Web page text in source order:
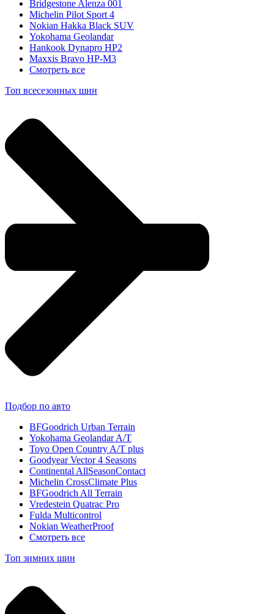
Bridgestone Alenza 001
Michelin Pilot Sport 4
Nokian Hakka Black SUV
Yokohama Geolandar
Hankook Dynapro HP2
Maxxis Bravo HP-M3
Смотреть все
Топ всесезонных шин
Подбор по авто
BFGoodrich Urban Terrain
Yokohama Geolandar A/T
Toyo Open Country A/T plus
Goodyear Vector 4 Seasons
Continental AllSeasonContact
Michelin CrossClimate Plus
BFGoodrich All Terrain
Vredestein Quatrac Pro
Fulda Multicontrol
Nokian WeatherProof
Смотреть все
Топ зимних шин